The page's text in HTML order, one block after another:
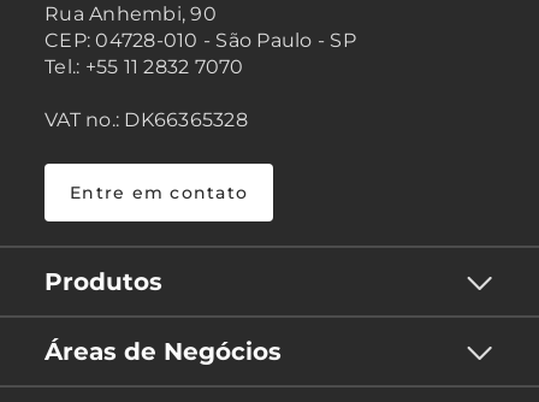
Rua Anhembi, 90
CEP: 04728-010 - São Paulo - SP
Tel.: +55 11 2832 7070
VAT no.: DK66365328
Entre em contato
Produtos
Áreas de Negócios